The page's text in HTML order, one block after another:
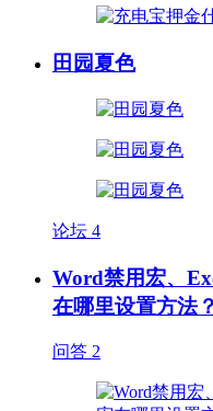
田园夏色
论坛 4
Word禁用宏、
在哪里设置方法？
问答 2